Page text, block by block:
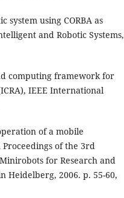
system using CORBA as
and Robotic Systems,
computing framework for
IEEE International
of a mobile
of the 3rd
for Research and
Heidelberg, 2006. p. 55-60,